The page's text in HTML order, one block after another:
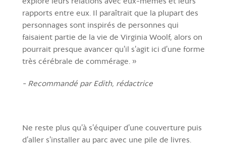
rapports entre eux. Il paraîtrait que la plupart des
personnages sont inspirés de personnes qui
faisaient partie de la vie de Virginia Woolf, alors on
pourrait presque avancer qu’il s’agit ici d’une forme
très cérébrale de commérage. »
- Recommandé par Edith, rédactrice
Ne reste plus qu’à s’équiper d’une couverture puis
d’aller s’installer au parc avec une pile de livres.